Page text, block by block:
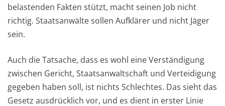
belastenden Fakten stützt, macht seinen Job nicht
richtig. Staatsanwälte sollen Aufklärer und nicht Jäger
sein.
Auch die Tatsache, dass es wohl eine Verständigung
zwischen Gericht, Staatsanwaltschaft und Verteidigung
gegeben haben soll, ist nichts Schlechtes. Das sieht das
Gesetz ausdrücklich vor, und es dient in erster Linie